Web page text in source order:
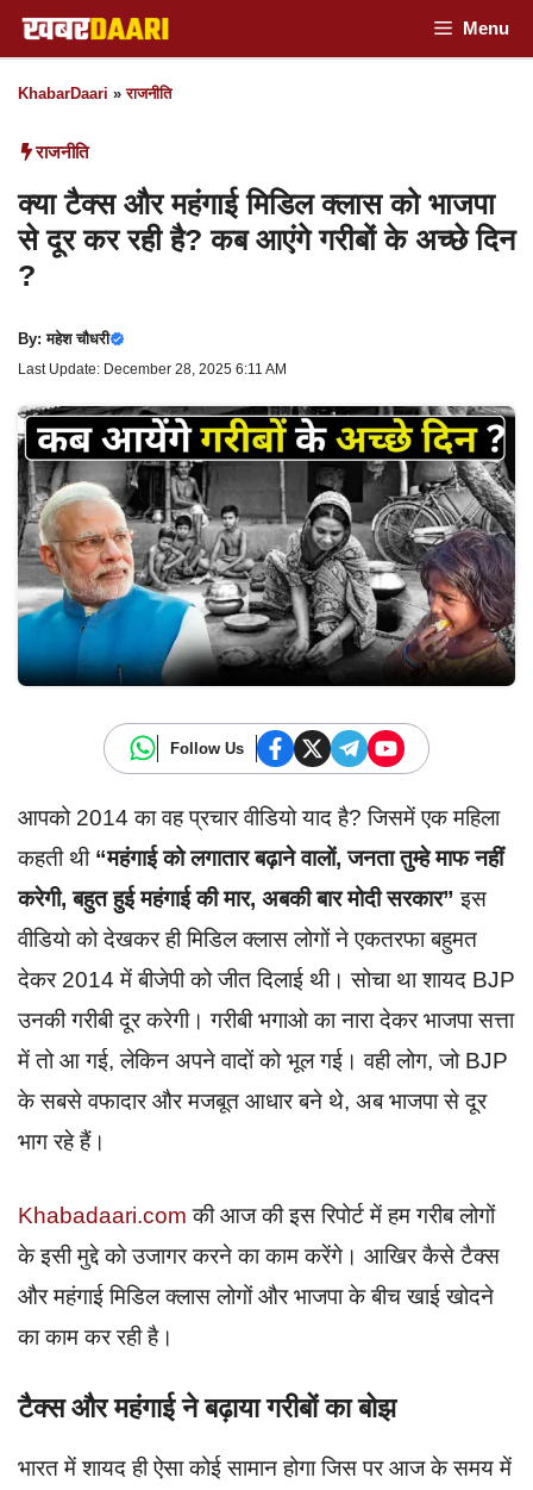
Skip
to
content
Menu
KhabarDaari »राजनीति
राजनीति
क्या टैक्स और महंगाई मिडिल क्लास को भाजपा
से दूर कर रही है? कब आएंगे गरीबों के अच्छे दिन
?
By:महेश चौधरी
Last Update: December 28, 2025 6:11 AM
Follow Us
आपको 2014 का वह प्रचार वीडियो याद है? जिसमें एक महिला
कहती थी “महंगाई को लगातार बढ़ाने वालों, जनता तुम्हे माफ नहीं
करेगी, बहुत हुई महंगाई की मार, अबकी बार मोदी सरकार” इस
वीडियो को देखकर ही मिडिल क्लास लोगों ने एकतरफा बहुमत
देकर 2014 में बीजेपी को जीत दिलाई थी। सोचा था शायद BJP
उनकी गरीबी दूर करेगी। गरीबी भगाओ का नारा देकर भाजपा सत्ता
में तो आ गई, लेकिन अपने वादों को भूल गई। वही लोग, जो BJP
के सबसे वफादार और मजबूत आधार बने थे, अब भाजपा से दूर
भाग रहे हैं।
Khabadaari.com की आज की इस रिपोर्ट में हम गरीब लोगों
के इसी मुद्दे को उजागर करने का काम करेंगे। आखिर कैसे टैक्स
और महंगाई मिडिल क्लास लोगों और भाजपा के बीच खाई खोदने
का काम कर रही है।
टैक्स और महंगाई ने बढ़ाया गरीबों का बोझ
भारत में शायद ही ऐसा कोई सामान होगा जिस पर आज के समय में